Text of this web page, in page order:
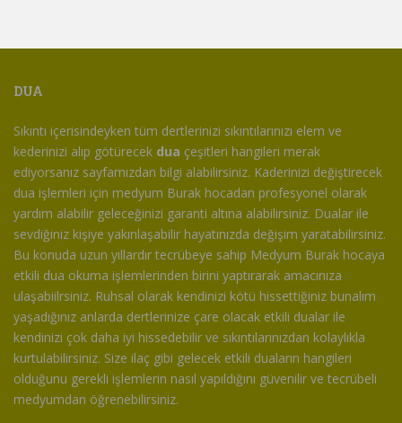
DUA
Sıkıntı içerisindeyken tüm dertlerinizi sıkıntılarınızı elem ve
kederinizi alıp götürecek dua çeşitleri hangileri merak
ediyorsanız sayfamızdan bilgi alabilirsiniz. Kaderinizi değiştirecek
dua işlemleri için medyum Burak hocadan profesyonel olarak
yardım alabilir geleceğinizi garanti altına alabilirsiniz. Dualar ile
sevdiğiniz kişiye yakınlaşabilir hayatınızda değişim yaratabilirsiniz.
Bu konuda uzun yıllardır tecrübeye sahip Medyum Burak hocaya
etkili dua okuma işlemlerinden birini yaptırarak amacınıza
ulaşabiilrsiniz. Ruhsal olarak kendinizi kötü hissettiğiniz bunalım
yaşadığınız anlarda dertlerinize çare olacak etkili dualar ile
kendinizi çok daha iyi hissedebilir ve sıkıntılarınızdan kolaylıkla
kurtulabilirsiniz. Size ilaç gibi gelecek etkili duaların hangileri
olduğunu gerekli işlemlerin nasıl yapıldığını güvenilir ve tecrübeli
medyumdan öğrenebilirsiniz.